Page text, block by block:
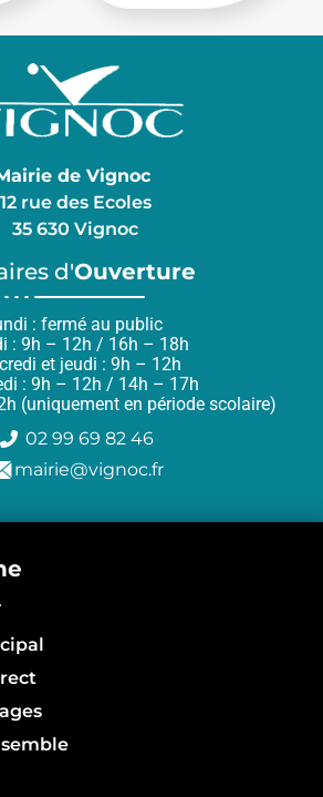
de Vignoc
12 rue des Ecoles
35 630 Vignoc
d'Ouverture
: fermé au public
: 9h – 12h / 16h – 18h
et jeudi : 9h – 12h
: 9h – 12h / 14h – 17h
(uniquement en période scolaire)
02 99 69 82 46
mairie@vignoc.fr